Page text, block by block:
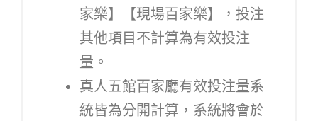
家樂】【現場百家樂】，投注
其他項目不計算為有效投注
量。
真人五館百家廳有效投注量系
統皆為分開計算，系統將會於